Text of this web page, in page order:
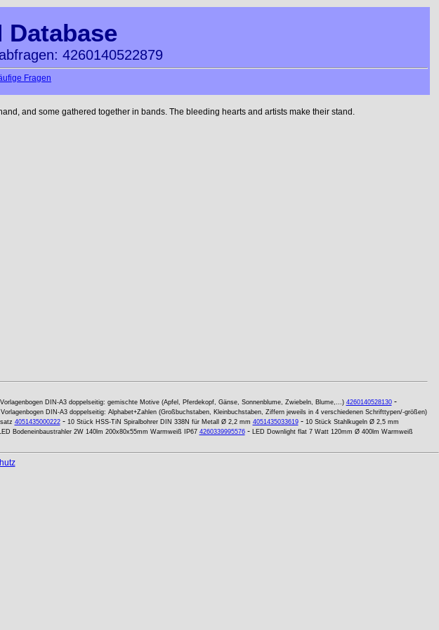
Database
4260140522879
Fragen
and some gathered together in bands. The bleeding hearts and artists make their stand.
Vorlagenbogen DIN-A3 doppelseitig: gemischte Motive (Apfel, Pferdekopf, Gänse, Sonnenblume, Zwiebeln, Blume,...) 4260140528130-
Vorlagenbogen DIN-A3 doppelseitig: Alphabet+Zahlen (Großbuchstaben, Kleinbuchstaben, Ziffern jeweils in 4 verschiedenen Schrifttypen/-größen)
4051435000222- 10 Stück HSS-TiN Spiralbohrer DIN 338N für Metall Ø 2,2 mm 4051435033619- 10 Stück Stahlkugeln Ø 2,5 mm
Bodeneinbaustrahler 2W 140lm 200x80x55mm Warmweiß IP67 4260339995576- LED Downlight flat 7 Watt 120mm Ø 400lm Warmweiß